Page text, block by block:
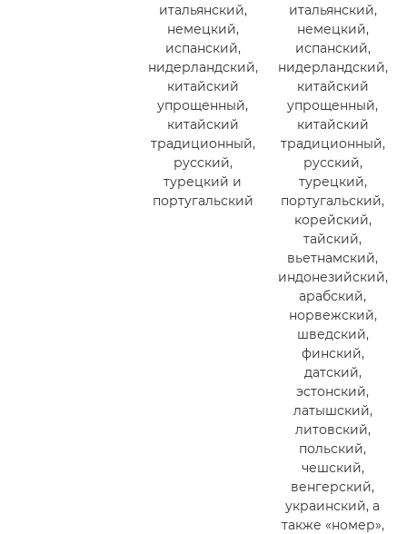
итальянский,
немецкий,
испанский,
нидерландский,
китайский
упрощенный,
китайский
традиционный,
русский,
турецкий и
португальский
итальянский,
немецкий,
испанский,
нидерландский,
китайский
упрощенный,
китайский
традиционный,
русский,
турецкий,
португальский,
корейский,
тайский,
вьетнамский,
индонезийский,
арабский,
норвежский,
шведский,
финский,
датский,
эстонский,
латышский,
литовский,
польский,
чешский,
венгерский,
украинский, а
также «номер»,